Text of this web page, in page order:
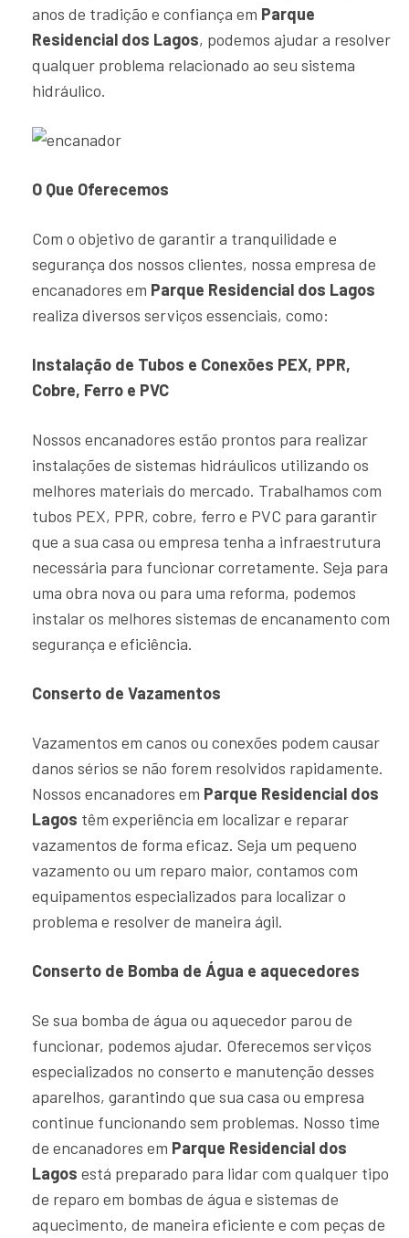
anos de tradição e confiança em Parque
Residencial dos Lagos, podemos ajudar a resolver
qualquer problema relacionado ao seu sistema
hidráulico.
O Que Oferecemos
Com o objetivo de garantir a tranquilidade e
segurança dos nossos clientes, nossa empresa de
encanadores em Parque Residencial dos Lagos
realiza diversos serviços essenciais, como:
Instalação de Tubos e Conexões PEX, PPR,
Cobre, Ferro e PVC
Nossos encanadores estão prontos para realizar
instalações de sistemas hidráulicos utilizando os
melhores materiais do mercado. Trabalhamos com
tubos PEX, PPR, cobre, ferro e PVC para garantir
que a sua casa ou empresa tenha a infraestrutura
necessária para funcionar corretamente. Seja para
uma obra nova ou para uma reforma, podemos
instalar os melhores sistemas de encanamento com
segurança e eficiência.
Conserto de Vazamentos
Vazamentos em canos ou conexões podem causar
danos sérios se não forem resolvidos rapidamente.
Nossos encanadores em Parque Residencial dos
Lagos têm experiência em localizar e reparar
vazamentos de forma eficaz. Seja um pequeno
vazamento ou um reparo maior, contamos com
equipamentos especializados para localizar o
problema e resolver de maneira ágil.
Conserto de Bomba de Água e aquecedores
Se sua bomba de água ou aquecedor parou de
funcionar, podemos ajudar. Oferecemos serviços
especializados no conserto e manutenção desses
aparelhos, garantindo que sua casa ou empresa
continue funcionando sem problemas. Nosso time
de encanadores em Parque Residencial dos
Lagos está preparado para lidar com qualquer tipo
de reparo em bombas de água e sistemas de
aquecimento, de maneira eficiente e com peças de